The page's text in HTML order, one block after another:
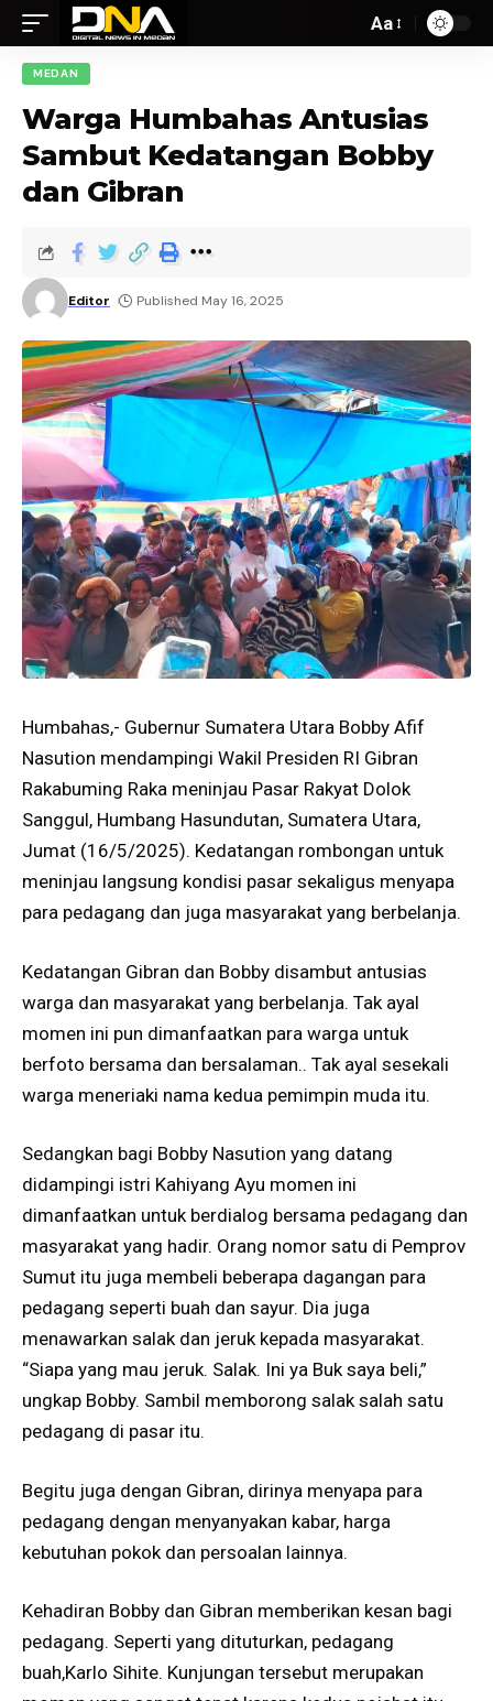
Aa
MEDAN
Warga Humbahas Antusias
Sambut Kedatangan Bobby
dan Gibran
Editor Published May 16, 2025
Humbahas,- Gubernur Sumatera Utara Bobby Afif
Nasution mendampingi Wakil Presiden RI Gibran
Rakabuming Raka meninjau Pasar Rakyat Dolok
Sanggul, Humbang Hasundutan, Sumatera Utara,
Jumat (16/5/2025). Kedatangan rombongan untuk
meninjau langsung kondisi pasar sekaligus menyapa
para pedagang dan juga masyarakat yang berbelanja.
Kedatangan Gibran dan Bobby disambut antusias
warga dan masyarakat yang berbelanja. Tak ayal
momen ini pun dimanfaatkan para warga untuk
berfoto bersama dan bersalaman.. Tak ayal sesekali
warga meneriaki nama kedua pemimpin muda itu.
Sedangkan bagi Bobby Nasution yang datang
didampingi istri Kahiyang Ayu momen ini
dimanfaatkan untuk berdialog bersama pedagang dan
masyarakat yang hadir. Orang nomor satu di Pemprov
Sumut itu juga membeli beberapa dagangan para
pedagang seperti buah dan sayur. Dia juga
menawarkan salak dan jeruk kepada masyarakat.
“Siapa yang mau jeruk. Salak. Ini ya Buk saya beli,”
ungkap Bobby. Sambil memborong salak salah satu
pedagang di pasar itu.
Begitu juga dengan Gibran, dirinya menyapa para
pedagang dengan menyanyakan kabar, harga
kebutuhan pokok dan persoalan lainnya.
Kehadiran Bobby dan Gibran memberikan kesan bagi
pedagang. Seperti yang dituturkan, pedagang
buah,Karlo Sihite. Kunjungan tersebut merupakan